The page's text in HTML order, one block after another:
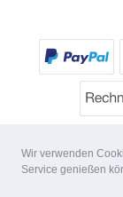
Wir verwenden
Service genießen